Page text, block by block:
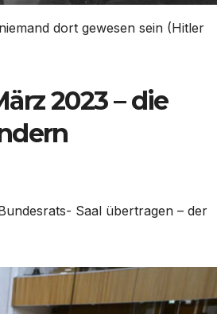
dort gewesen sein (Hitler
2023 – die
Saal übertragen – der